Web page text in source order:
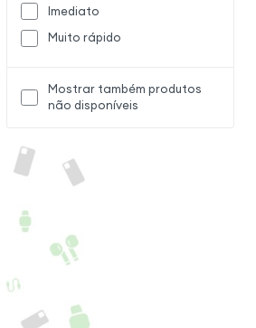
Imediato
Muito rápido
Mostrar também produtos
não disponíveis